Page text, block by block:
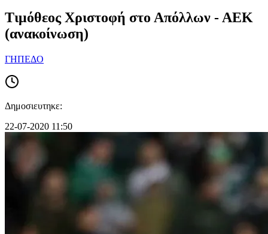
Τιμόθεος Χριστοφή στο Απόλλων - ΑΕΚ
(ανακοίνωση)
ΓΗΠΕΔΟ
Δημοσιευτηκε:
22-07-2020 11:50